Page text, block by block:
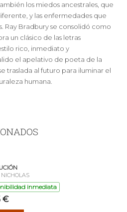
los miedos ancestrales, que
y las enfermedades que
Ray Bradbury se consolidó como
un clásico de las letras
rico, inmediato y
el apelativo de poeta de la
traslada al futuro para iluminar el
humana.
NICHOLAS
inmediata
€